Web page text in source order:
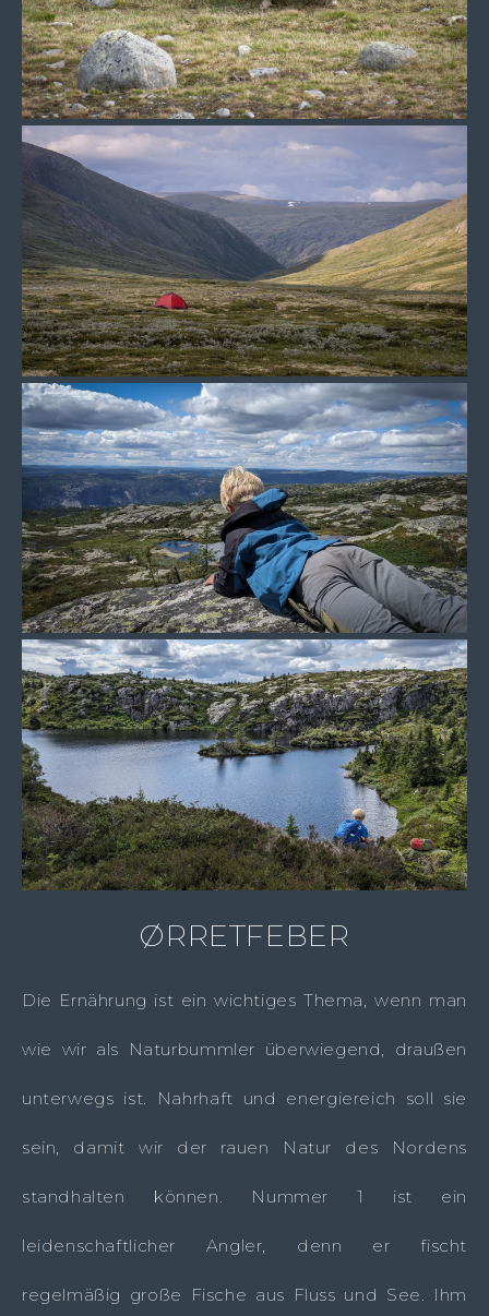
ØRRETFEBER
Die Ernährung ist ein wichtiges Thema, wenn man
wie wir als Naturbummler überwiegend, draußen
unterwegs ist. Nahrhaft und energiereich soll sie
sein, damit wir der rauen Natur des Nordens
standhalten können. Nummer 1 ist ein
leidenschaftlicher Angler, denn er fischt
regelmäßig große Fische aus Fluss und See. Ihm